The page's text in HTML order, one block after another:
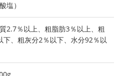
塩）
2.7％以上、粗脂肪3％以上、粗
下、粗灰分2％以下、水分92％以